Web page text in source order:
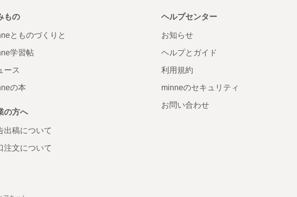
もの
とものづくりと
学習帖
ース
の本
の方へ
出稿について
注文について
ヘルプセンター
お知らせ
ヘルプとガイド
利用規約
minneのセキュリティ
お問い合わせ